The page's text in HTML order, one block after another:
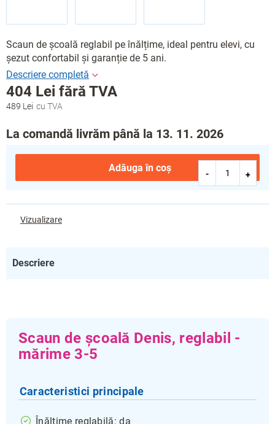
Scaun de școală reglabil pe înălțime, ideal pentru elevi, cu
șezut confortabil și garanție de 5 ani.
489 Lei
404 Lei fără TVA
Evaluare
La comandă livrăm până la 13. 11. 2026
Adăuga în coş
Vizualizare
Descriere
Scaun de școală Denis, reglabil -
mărime 3-5
Caracteristici principale
Înălțime reglabilă: da